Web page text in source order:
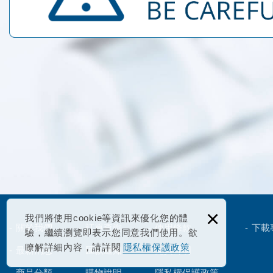
我們將使用cookie等資訊來優化您的體
驗，繼續瀏覽即表示您同意我們使用。欲
瞭解詳細內容，請詳閱 隱私權保護政策
×
關於我們
最新消息
訂單查詢
匯款通知
使用條款
免責聲明
下載